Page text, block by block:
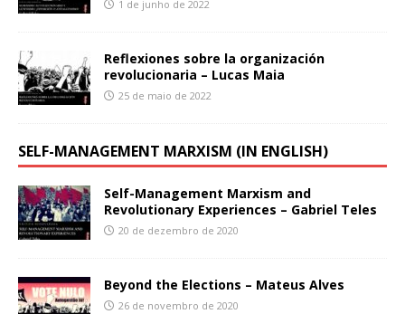
1 de junho de 2022
Reflexiones sobre la organización
revolucionaria – Lucas Maia
25 de maio de 2022
SELF-MANAGEMENT MARXISM (IN ENGLISH)
Self-Management Marxism and
Revolutionary Experiences – Gabriel Teles
20 de dezembro de 2020
Beyond the Elections – Mateus Alves
26 de novembro de 2020